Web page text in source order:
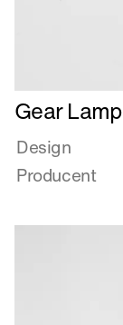
Læs
mere
om
Gear
Lamp
Gear Lamp
Design
Producent